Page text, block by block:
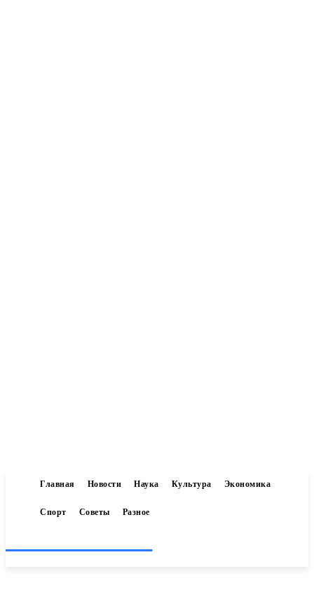
Главная Новости Наука Культура Экономика
Спорт Советы Разное